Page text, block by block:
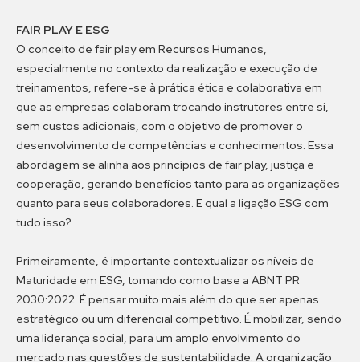
FAIR PLAY E ESG
O conceito de fair play em Recursos Humanos,
especialmente no contexto da realização e execução de
treinamentos, refere-se à prática ética e colaborativa em
que as empresas colaboram trocando instrutores entre si,
sem custos adicionais, com o objetivo de promover o
desenvolvimento de competências e conhecimentos. Essa
abordagem se alinha aos princípios de fair play, justiça e
cooperação, gerando benefícios tanto para as organizações
quanto para seus colaboradores. E qual a ligação ESG com
tudo isso?
Primeiramente, é importante contextualizar os níveis de
Maturidade em ESG, tomando como base a ABNT PR
2030:2022. É pensar muito mais além do que ser apenas
estratégico ou um diferencial competitivo. É mobilizar, sendo
uma liderança social, para um amplo envolvimento do
mercado nas questões de sustentabilidade. A organização